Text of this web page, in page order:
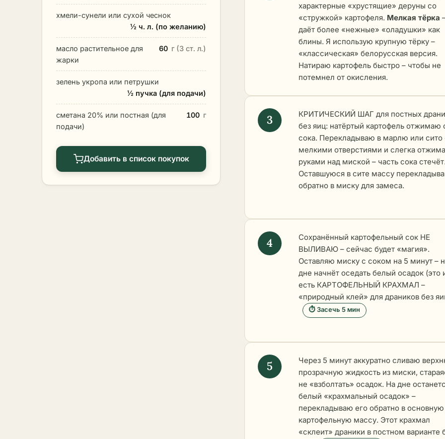
хмели-сунели или сухой чеснок
½ ч. л. (по желанию)
масло растительное для
жарки
60 г (3 ст. л.)
зелень укропа или петрушки
½ пучка (для подачи)
сметана 20% или постная (для
подачи)
100 г
Добавить в список покупок
характерные «хрустящие» деруны со
«стружкой» картофеля. Мелкая тёрка
даёт более «нежные» «оладушки» как
блины. Я использую крупную тёрку –
«классическая» белорусская версия.
Натираю картофель быстро – чтобы не
потемнел от окисления.
КРИТИЧЕСКИЙ ШАГ для постных
без яиц: натёртый картофель отжимаю
сока. Перекладываю в марлю или сито
мелкими отверстиями и слегка
руками над миской – часть сока
Оставшуюся в сите массу
обратно в миску для замеса.
Сохранённый картофельный сок НЕ
ВЫЛИВАЮ – сейчас будет «магия».
Оставляю миску с соком на 5 минут –
дне начнёт оседать белый осадок (это
есть КАРТОФЕЛЬНЫЙ КРАХМАЛ –
«природный клей» для драников без
⏱ Засечь 5 мин
Через 5 минут аккуратно сливаю
прозрачную жидкость из миски,
не «взболтать» осадок. На дне
белый «крахмальный осадок» –
перекладываю его обратно в основную
картофельную массу. Этот крахмал
«склеит» драники в постном варианте